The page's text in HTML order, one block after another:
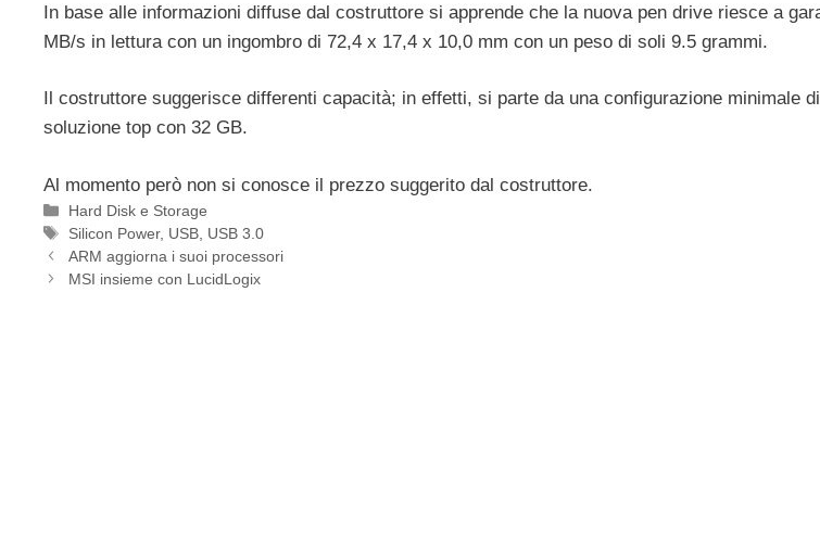
In base alle informazioni diffuse dal costruttore si apprende che la nuova pen drive riesce a
MB/s in lettura con un ingombro di 72,4 x 17,4 x 10,0 mm con un peso di soli 9.5 grammi.
Il costruttore suggerisce differenti capacità; in effetti, si parte da una configurazione minimale
soluzione top con 32 GB.
Al momento però non si conosce il prezzo suggerito dal costruttore.
Categorie
Hard Disk e Storage
Tag
Silicon Power, USB USB 3.0
ARM aggiorna i suoi processori
MSI insieme con LucidLogix